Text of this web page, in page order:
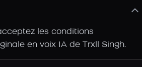
les conditions
en voix IA de Trxll Singh.